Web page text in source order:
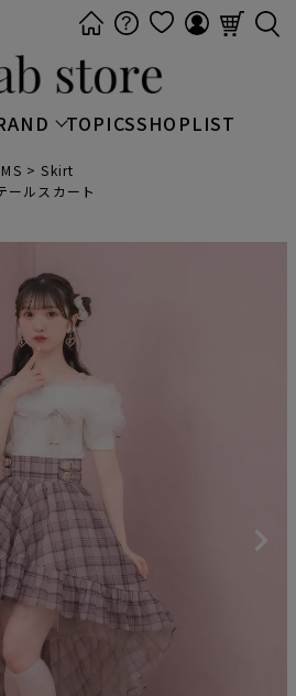
TOPICSSHOPLIST
Skirt
ールスカート